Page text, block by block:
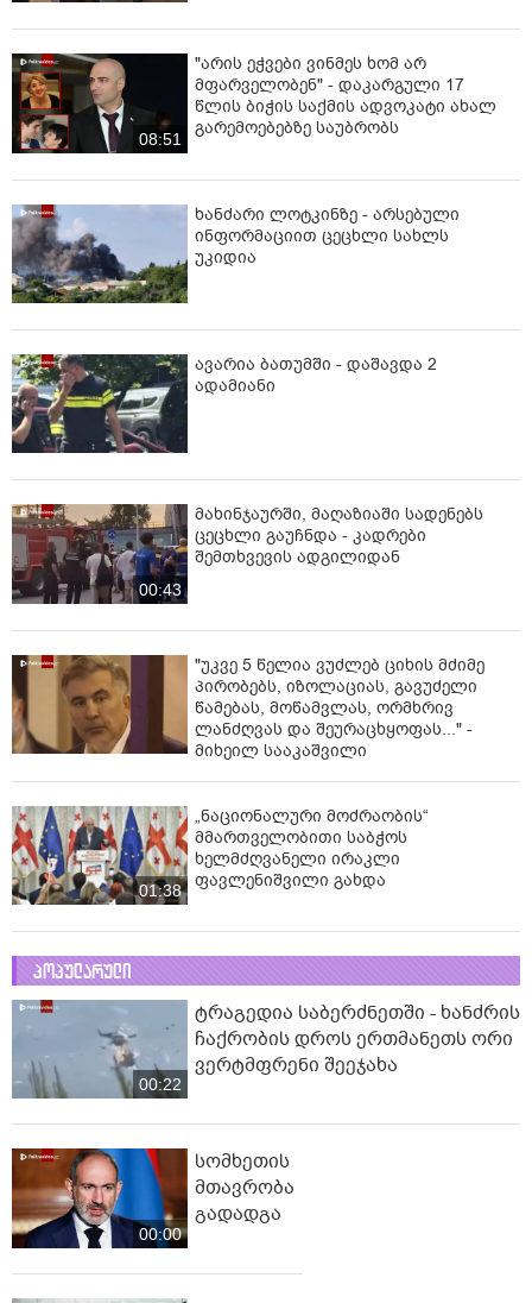
08:51
"არის ეჭვები ვინმეს ხომ არ
მფარველობენ" - დაკარგული 17
წლის ბიჭის საქმის ადვოკატი ახალ
გარემოებებზე საუბრობს
ხანძარი ლოტკინზე - არსებული
ინფორმაციით ცეცხლი სახლს
უკიდია
ავარია ბათუმში - დაშავდა 2
ადამიანი
00:43
მახინჯაურში, მაღაზიაში სადენებს
ცეცხლი გაუჩნდა - კადრები
შემთხვევის ადგილიდან
"უკვე 5 წელია ვუძლებ ციხის მძიმე
პირობებს, იზოლაციას, გავუძელი
წამებას, მოწამვლას, ორმხრივ
ლანძღვას და შეურაცხყოფას..." -
მიხეილ სააკაშვილი
01:38
„ნაციონალური მოძრაობის“
მმართველობითი საბჭოს
ხელმძღვანელი ირაკლი
ფავლენიშვილი გახდა
პოპულარული
00:22
ტრაგედია საბერძნეთში - ხანძრის
ჩაქრობის დროს ერთმანეთს ორი
ვერტმფრენი შეეჯახა
00:00
სომხეთის
მთავრობა
გადადგა